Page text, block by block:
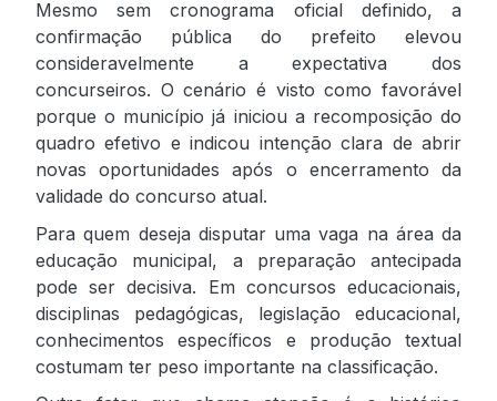
Mesmo sem cronograma oficial definido, a
confirmação pública do prefeito elevou
consideravelmente a expectativa dos
concurseiros. O cenário é visto como favorável
porque o município já iniciou a recomposição do
quadro efetivo e indicou intenção clara de abrir
novas oportunidades após o encerramento da
validade do concurso atual.
Para quem deseja disputar uma vaga na área da
educação municipal, a preparação antecipada
pode ser decisiva. Em concursos educacionais,
disciplinas pedagógicas, legislação educacional,
conhecimentos específicos e produção textual
costumam ter peso importante na classificação.